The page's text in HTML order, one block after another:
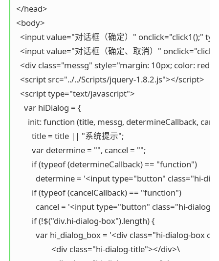
</head>
<body>
<input value="对话框（确定）" onclick="click1();"
<input value="对话框（确定、取消）"
<div class="messg" style="margin: 10px; color: red;
  <script src="../../Scripts/jquery-1.8.2.js"></script>
  <script type="text/javascript">
    var hiDialog = {
init: function (title, messg, determineCallback,
        title = title || "系统提示";
        var determine = "", cancel = "";
        if (typeof (determineCallback) == "function")
determine = '<input type="button" class="hi-
        if (typeof (cancelCallback) == "function")
cancel = '<input type="button" class="hi-
        if (!$("div.hi-dialog-box").length) {
var hi_dialog_box = '<div class="hi-dialog-box
                  <div class="hi-dialog-title"></div>\